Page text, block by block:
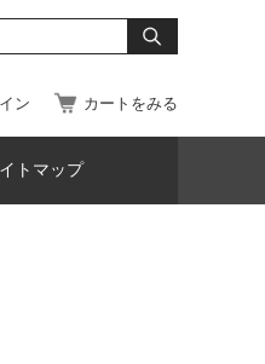
ン カートをみる
トマップ